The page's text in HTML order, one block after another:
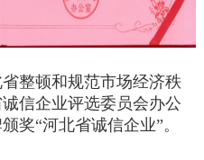
整顿和规范市场经济秩
信企业评选委员会办公
奖“河北省诚信企业”。